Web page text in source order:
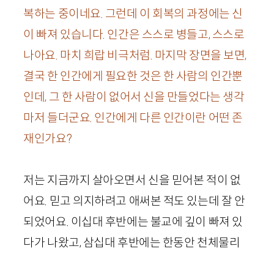
복하는 중이네요. 그런데 이 회복의 과정에는 신
이 빠져 있습니다. 인간은 스스로 병들고, 스스로
나아요. 마치 희랍 비극처럼. 마지막 장면을 보면,
결국 한 인간에게 필요한 것은 한 사람의 인간뿐
인데, 그 한 사람이 없어서 신을 만들었다는 생각
마저 들더군요. 인간에게 다른 인간이란 어떤 존
재인가요?
저는 지금까지 살아오면서 신을 믿어본 적이 없
어요. 믿고 의지하려고 애써본 적도 있는데 잘 안
되었어요. 이십대 후반에는 불교에 깊이 빠져 있
다가 나왔고, 삼십대 후반에는 한동안 천체물리